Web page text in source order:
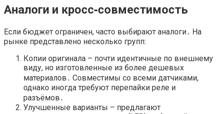
Аналоги и кросс‑совместимость
Если бюджет ограничен, часто выбирают аналоги․ На
рынке представлено несколько групп:
Копии оригинала – почти идентичные по внешнему
виду, но изготовленные из более дешевых
материалов․ Совместимы со всеми датчиками,
однако иногда требуют перепайки реле и
разъёмов․
Улучшенные варианты – предлагают